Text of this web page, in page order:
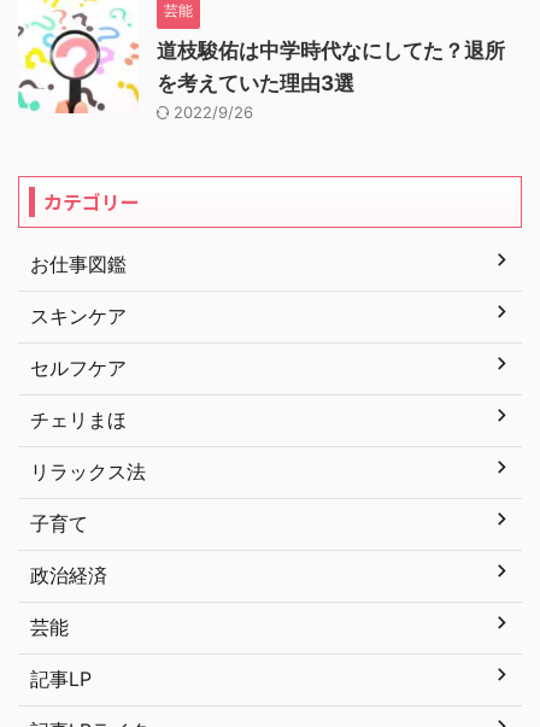
芸能
道枝駿佑は中学時代なにしてた？退所
を考えていた理由3選
2022/9/26
カテゴリー
お仕事図鑑
スキンケア
セルフケア
チェリまほ
リラックス法
子育て
政治経済
芸能
記事LP